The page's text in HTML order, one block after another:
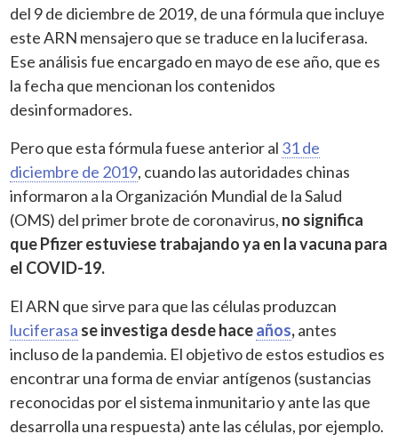
del 9 de diciembre de 2019, de una fórmula que incluye
este ARN mensajero que se traduce en la luciferasa.
Ese análisis fue encargado en mayo de ese año, que es
la fecha que mencionan los contenidos
desinformadores.
Pero que esta fórmula fuese anterior al 31 de
diciembre de 2019, cuando las autoridades chinas
informaron a la Organización Mundial de la Salud
(OMS) del primer brote de coronavirus, no significa
que Pfizer estuviese trabajando ya en la vacuna para
el COVID-19.
El ARN que sirve para que las células produzcan
luciferasa se investiga desde haceaños,antes
incluso de la pandemia. El objetivo de estos estudios es
encontrar una forma de enviar antígenos (sustancias
reconocidas por el sistema inmunitario y ante las que
desarrolla una respuesta) ante las células, por ejemplo.